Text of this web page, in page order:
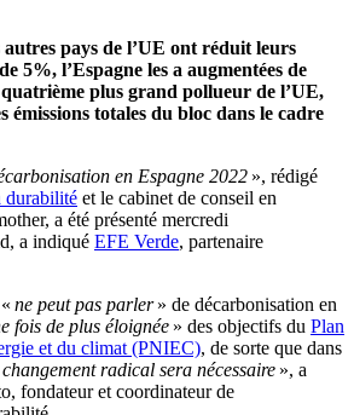
autres pays de l’UE ont réduit leurs
5%, l’Espagne les a augmentées de
plus grand pollueur de l’UE,
émissions totales du bloc dans le cadre
en Espagne 2022 », rédigé
durabilité et le cabinet de conseil en
a été présenté mercredi
a indiqué EFE Verde, partenaire
ne peut pas parler» de décarbonisation en
fois de plus éloignée » des objectifs du Plan
et du climat (PNIEC), de sorte que dans
radical sera nécessaire », a
fondateur et coordinateur de